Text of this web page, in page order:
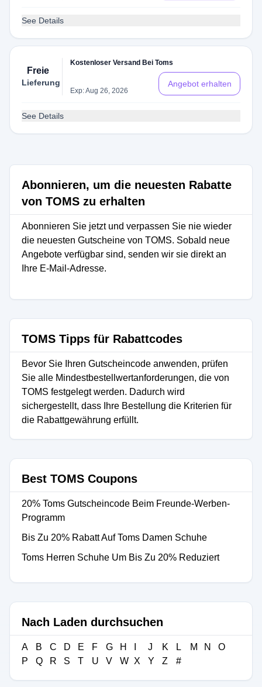
See Details
Freie
Lieferung
Kostenloser Versand Bei Toms
Exp: Aug 26, 2026
Angebot erhalten
See Details
Abonnieren, um die neuesten Rabatte
von TOMS zu erhalten
Abonnieren Sie jetzt und verpassen Sie nie wieder
die neuesten Gutscheine von TOMS. Sobald neue
Angebote verfügbar sind, senden wir sie direkt an
Ihre E-Mail-Adresse.
TOMS Tipps für Rabattcodes
Bevor Sie Ihren Gutscheincode anwenden, prüfen
Sie alle Mindestbestellwertanforderungen, die von
TOMS festgelegt werden. Dadurch wird
sichergestellt, dass Ihre Bestellung die Kriterien für
die Rabattgewährung erfüllt.
Best TOMS Coupons
20% Toms Gutscheincode Beim Freunde-Werben-
Programm
Bis Zu 20% Rabatt Auf Toms Damen Schuhe
Toms Herren Schuhe Um Bis Zu 20% Reduziert
Nach Laden durchsuchen
A B C D E F G H J K L M N
O
P
Q R S T U V W X Y Z #